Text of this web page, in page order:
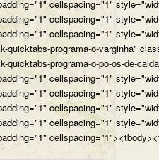
cellspacing="1"
cellspacing="1"
cellspacing="1"
quicktabs-programa-o-varginha"
quicktabs-programa-o-po-os-de-
cellspacing="1"
cellspacing="1"
cellspacing="1"
cellspacing="1"